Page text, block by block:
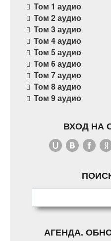
Том 1 аудио
Том 2 аудио
Том 3 аудио
Том 4 аудио
Том 5 аудио
Том 6 аудио
Том 7 аудио
Том 8 аудио
Том 9 аудио
ВХОД НА
АГЕНДА.